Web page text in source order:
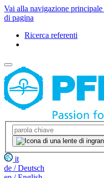
Vai alla navigazione principale
di pagina
Ricerca referenti
it
de / Deutsch